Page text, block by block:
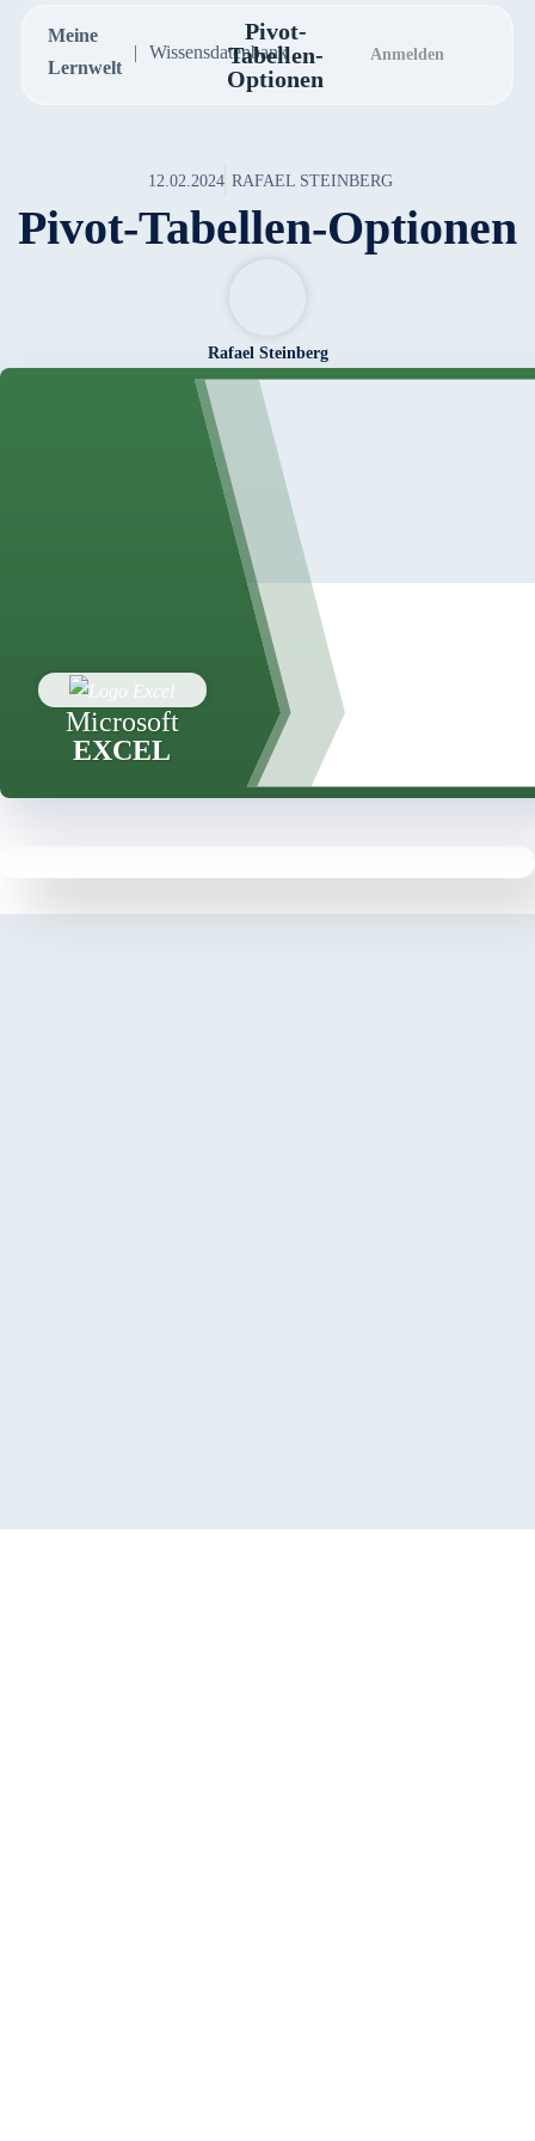
Meine
Lernwelt
Wissensdatenbank
Pivot-
Tabellen-
Optionen
Anmelden
12.02.2024 RAFAEL STEINBERG
Pivot-Tabellen-Optionen
Rafael Steinberg
Microsoft
EXCEL